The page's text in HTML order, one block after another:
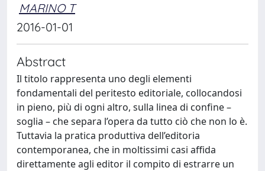
MARINO T
2016-01-01
Abstract
Il titolo rappresenta uno degli elementi
fondamentali del peritesto editoriale, collocandosi
in pieno, più di ogni altro, sulla linea di confine –
soglia – che separa l’opera da tutto ciò che non lo è.
Tuttavia la pratica produttiva dell’editoria
contemporanea, che in moltissimi casi affida
direttamente agli editor il compito di estrarre un